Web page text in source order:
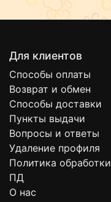
Для клиентов
Способы оплаты
Возврат и обмен
Способы доставки
Пункты выдачи
Вопросы и ответы
Удаление профиля
Политика обработки
ПД
О нас